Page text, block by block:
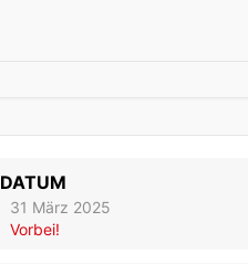
DATUM
31 März 2025
Vorbei!